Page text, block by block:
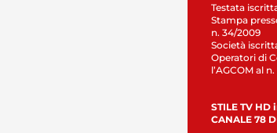
Testata
Stampa
n. 34/2009
Società
Operatori di
l’AGCOM al n.
STILE TV HD
CANALE 78